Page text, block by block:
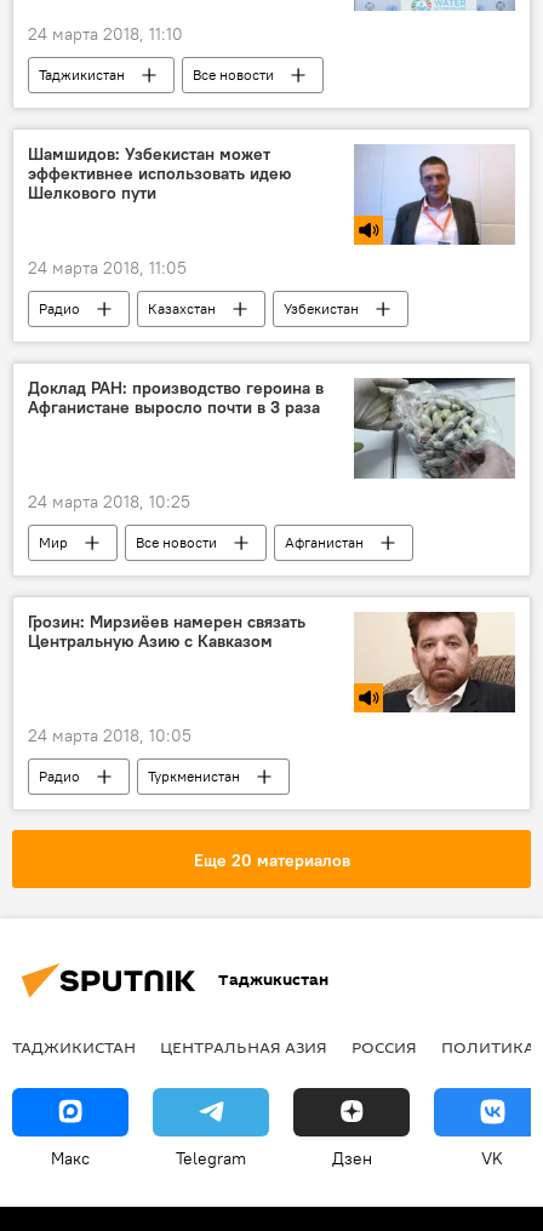
24 марта 2018, 11:10
Таджикистан
Все новости
Афганистан
Центральная Азия
США
Озода Рахмон
интервью
Эмомали Рахмон
Шамшидов: Узбекистан может
эффективнее использовать идею
Шелкового пути
24 марта 2018, 11:05
Радио Казахстан
Узбекистан
Туризм
путешествие
Доклад РАН: производство героина в
Афганистане выросло почти в 3 раза
24 марта 2018, 10:25
Мир Все новости
Афганистан
наркотики
Афганистан и Таджикистан: новости на границе
Центральная Азия
Грозин: Мирзиёев намерен связать
Центральную Азию с Кавказом
24 марта 2018, 10:05
Радио
Туркменистан
Центральная Азия
Узбекистан
Кавказ
Баку
Тбилиси
Шавкат Мирзиёев
рынки
мобильная связь
Еще 20 материалов
Таджикистан
ТАДЖИКИСТАН ЦЕНТРАЛЬНАЯ АЗИЯ РОССИЯ ПОЛИТИКА
Макс Telegram Дзен VK